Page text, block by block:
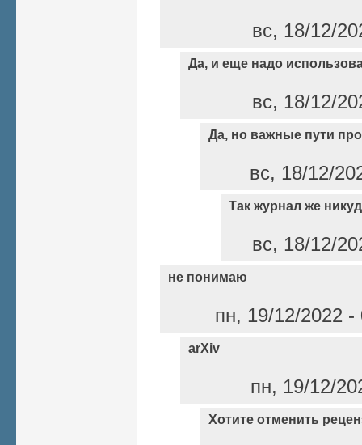
вс, 18/12/
Да, и еще надо
вс, 18/12/
Да, но важные пути
вс, 18/12/
Так журнал же
вс, 18/12/
не понимаю
пн, 19/12/2022
arXiv
пн, 19/12/
Хотите отменить